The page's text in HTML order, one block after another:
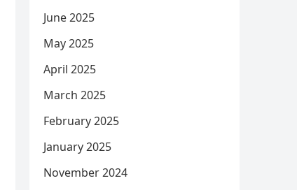
June 2025
May 2025
April 2025
March 2025
February 2025
January 2025
November 2024